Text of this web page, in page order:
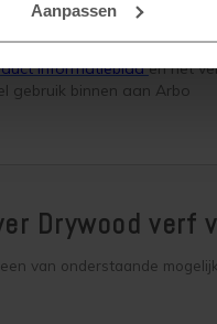
Aanpassen
van Drywood Verf
informatiebladen het
gebruik binnen aan Arbo
Drywood verf
van onderstaande